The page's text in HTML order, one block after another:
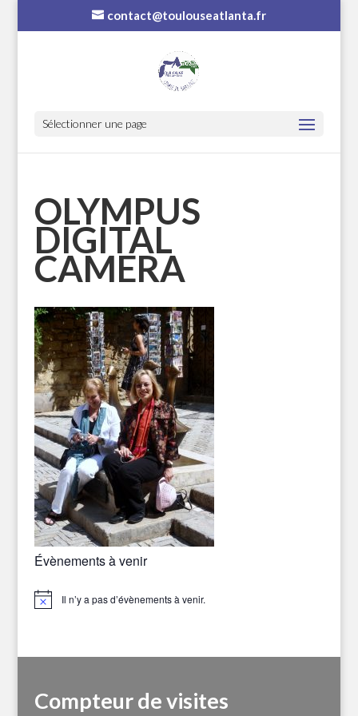
contact@toulouseatlanta.fr
Sélectionner une page
OLYMPUS
DIGITAL
CAMERA
Évènements à venir
Notice Il n’y a pas d’évènements à venir.
Compteur de visites